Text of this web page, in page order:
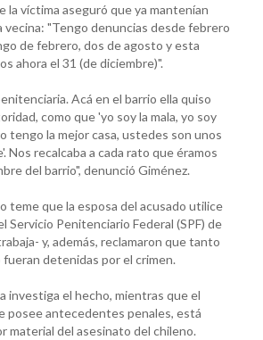
la víctima aseguró que ya mantenían
vecina: "Tengo denuncias desde febrero
de febrero, dos de agosto y esta
ahora el 31 (de diciembre)".
Acá en el barrio ella quiso
como que 'yo soy la mala, yo soy
tengo la mejor casa, ustedes son unos
Nos recalcaba a cada rato que éramos
del barrio", denunció Giménez.
teme que la esposa del acusado utilice
Servicio Penitenciario Federal (SPF) de
y, además, reclamaron que tanto
fueran detenidas por el crimen.
investiga el hecho, mientras que el
posee antecedentes penales, está
material del asesinato del chileno.